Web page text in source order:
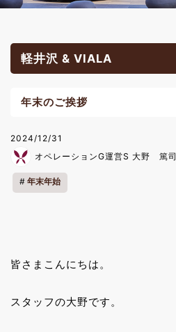
軽井沢 & VIALA
年末のご挨拶
2024/12/31
オペレーションG運営S 大野 篤司
年末年始
皆さまこんにちは。
スタッフの大野です。